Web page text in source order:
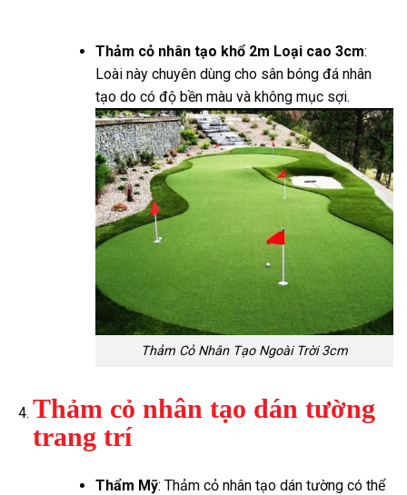
Thảm cỏ nhân tạo khổ 2m Loại cao 3cm:
Loài này chuyên dùng cho sân bóng đá nhân
tạo do có độ bền màu và không mục sợi.
Thảm Cỏ Nhân Tạo Ngoài Trời 3cm
Thảm cỏ nhân tạo dán tường
trang trí
Thẩm Mỹ: Thảm cỏ nhân tạo dán tường có thể